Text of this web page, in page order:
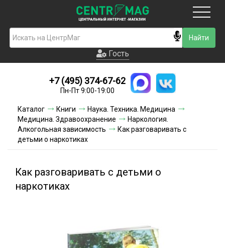
Гость
Новинки
Условия доставки
Условия оплаты
Акции и скидки
Гость
+7 (495) 374-67-62
Пн-Пт 9:00-19:00
Каталог Книги
Наука. Техника. Медицина
Медицина. Здравоохранение
Наркология.
Алкогольная зависимость
Как разговаривать с
детьми о наркотиках
Как разговаривать с детьми о
наркотиках